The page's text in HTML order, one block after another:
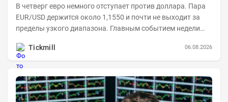
В четверг евро немного отступает против доллара. Пара
EUR/USD держится около 1,1550 и почти не выходит за
пределы узкого диапазона. Главным событием недели
Tickmill
06.08.2026